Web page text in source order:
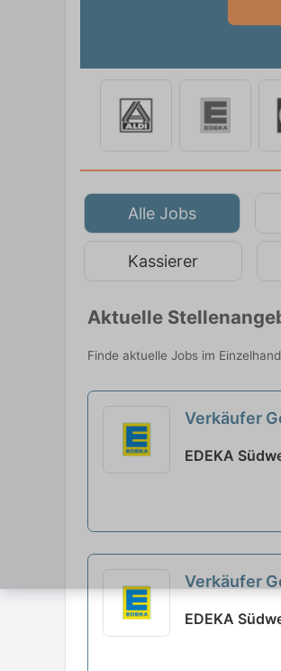
Alle Jobs
Kassierer
Aktuelle
Finde aktuelle Jobs im
Verkäufer
EDEKA
Verkäufer
EDEKA